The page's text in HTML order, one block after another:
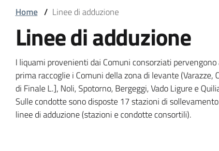
Block
it-
block-
italiagov-
breadcrumbs
Home / Linee di adduzione
Block
it-
block-
italiagov-
page-
Linee di adduzione
Block
it-
block-
I liquami provenienti dai Comuni consorziati
prima raccoglie i Comuni della zona di levante
di Finale L.], Noli, Spotorno, Bergeggi, Vado Ligure e
Sulle condotte sono disposte 17 stazioni di
linee di adduzione (stazioni e condotte consortili).